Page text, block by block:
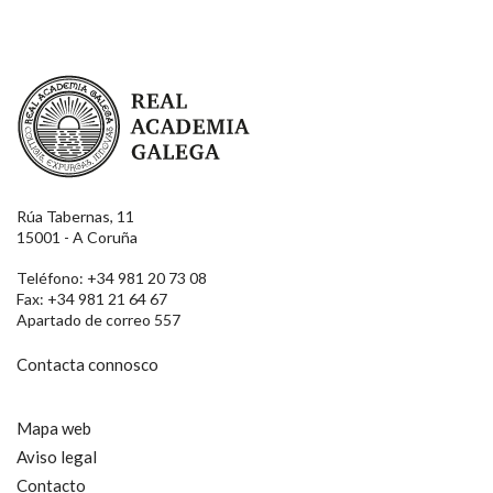
Real Academia Galega
Rúa Tabernas, 11
15001 - A Coruña
Teléfono: +34 981 20 73 08
Fax: +34 981 21 64 67
Apartado de correo 557
Contacta connosco
Mapa web
Aviso legal
Contacto